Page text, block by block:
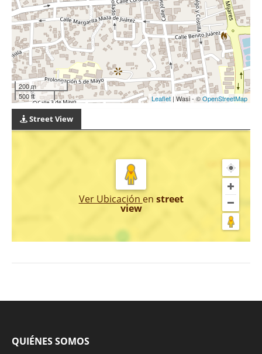
200 m
500 ft
Leaflet | Wasi - ©OpenStreetMap
Street View
Ver Ubicación en street
view
QUIÉNES SOMOS